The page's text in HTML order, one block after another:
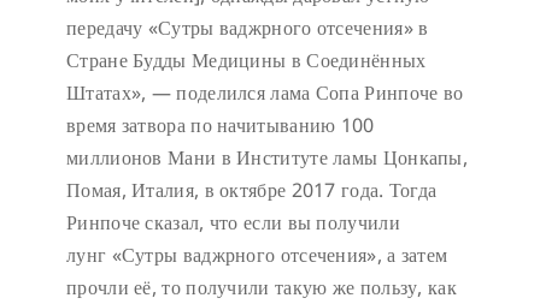
передачу «Сутры ваджрного отсечения» в
Стране Будды Медицины в Соединённых
Штатах», — поделился лама Сопа Ринпоче во
время затвора по начитыванию 100
миллионов Мани в Институте ламы Цонкапы,
Помая, Италия, в октябре 2017 года. Тогда
Ринпоче сказал, что если вы получили
лунг «Сутры ваджрного отсечения», а затем
прочли её, то получили такую же пользу, как